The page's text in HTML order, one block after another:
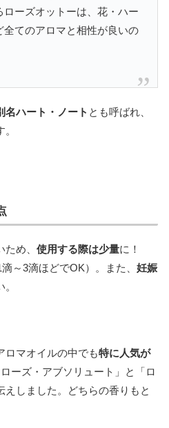
ローズオットーは、花・ハー
全てのアロマと相性が良いの
名ハート・ノート とも呼ばれ、
め、 使用する際は少量に！
～3滴ほどでOK）。また、 妊娠
ロマオイルの中でも特に人気が
ーズ・アブソリュート」と「ロ
しました。どちらの香りもと